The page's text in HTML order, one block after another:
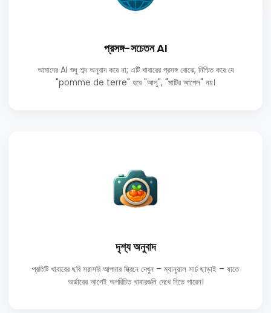
প্রসঙ্গ-সচেতন AI
আমাদের AI শুধু শব্দ অনুবাদ করে না; এটি খাবারের প্রসঙ্গ বোঝে, নিশ্চিত করে যে
"pomme de terre" হবে "আলু", "মাটির আপেল" নয়।
দৃশ্য অনুবাদ
প্রতিটি খাবারের ছবি সরাসরি আপনার স্ক্রিনে দেখুন – ম্যানুয়াল সার্চ ছাড়াই – যাতে
অর্ডারের আগেই অপরিচিত খাবারগুলি দেখে নিতে পারেন।